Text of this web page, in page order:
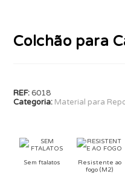
Colchão para
REF:6018
Categoria: Material para
Sem ftalatos
Resistente ao
fogo (M2)